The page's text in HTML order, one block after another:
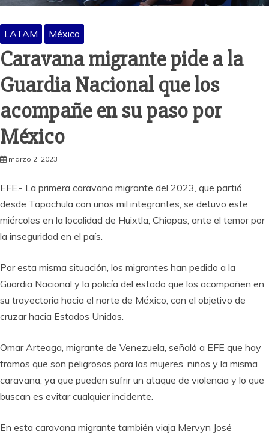
LATAM México
Caravana migrante pide a la
Guardia Nacional que los
acompañe en su paso por
México
marzo 2, 2023
EFE.- La primera caravana migrante del 2023, que partió
desde Tapachula con unos mil integrantes, se detuvo este
miércoles en la localidad de Huixtla, Chiapas, ante el temor por
la inseguridad en el país.
Por esta misma situación, los migrantes han pedido a la
Guardia Nacional y la policía del estado que los acompañen en
su trayectoria hacia el norte de México, con el objetivo de
cruzar hacia Estados Unidos.
Omar Arteaga, migrante de Venezuela, señaló a EFE que hay
tramos que son peligrosos para las mujeres, niños y la misma
caravana, ya que pueden sufrir un ataque de violencia y lo que
buscan es evitar cualquier incidente.
En esta caravana migrante también viaja Mervyn José